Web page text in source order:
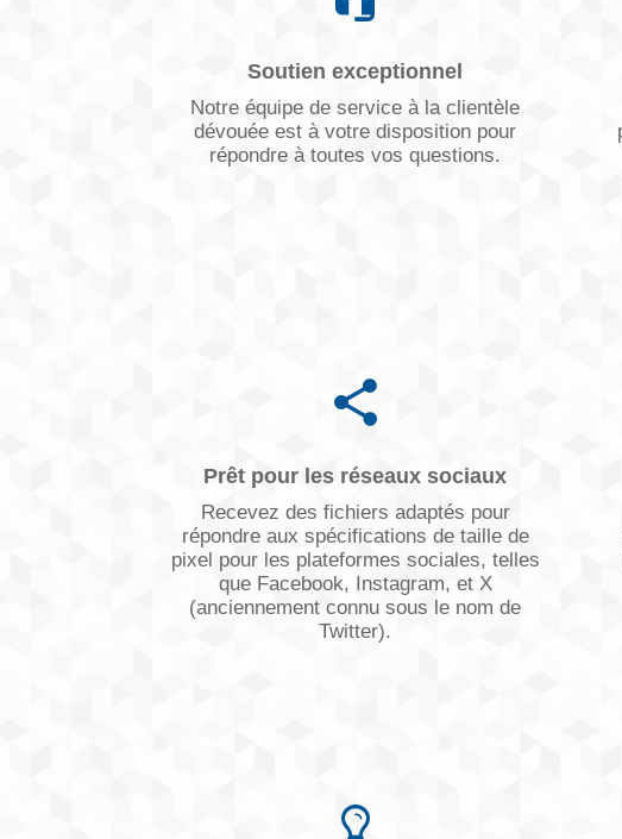
Soutien exceptionnel
Notre équipe de service à la clientèle
dévouée est à votre disposition pour
répondre à toutes vos questions.
Prêt pour les réseaux sociaux
Recevez des fichiers adaptés pour
répondre aux spécifications de taille de
pixel pour les plateformes sociales, telles
que Facebook, Instagram, et X
(anciennement connu sous le nom de
Twitter).